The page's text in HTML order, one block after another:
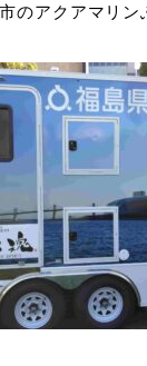
のアクアマリ